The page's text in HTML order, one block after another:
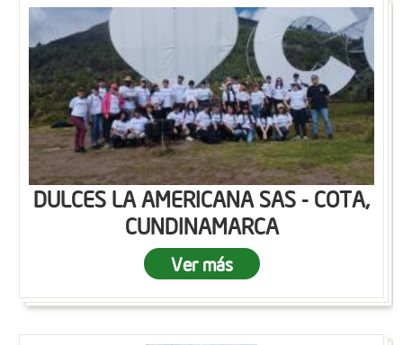
DULCES LA AMERICANA SAS - COTA,
CUNDINAMARCA
Ver más